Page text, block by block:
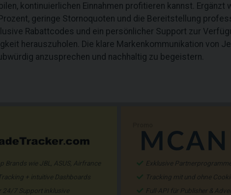
kontinuierlichen Einnahmen profitieren kannst.
geringe Stornoquoten und die Bereitstellung
Rabattcodes und ein persönlicher Support zur
herauszuholen. Die klare Markenkommunikation von
anzusprechen und nachhaltig zu begeistern.
Brands wie JBL, ASUS, Airfrance
+ intuitive Dashboards
24/7 Support inklusive
Exklusive
Tracking mit und ohne
Full-API für Publisher &